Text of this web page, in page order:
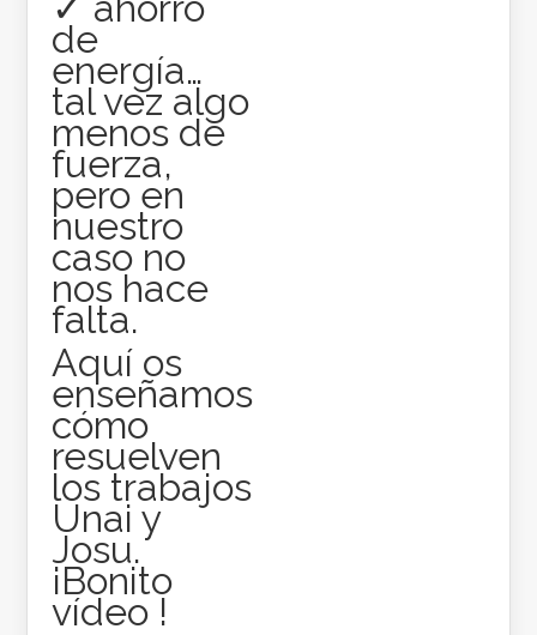
de
energía…
tal vez algo
menos de
fuerza,
pero en
nuestro
caso no
nos hace
falta.
Aquí os
enseñamos
cómo
resuelven
los trabajos
Unai y
Josu.
¡Bonito
vídeo !